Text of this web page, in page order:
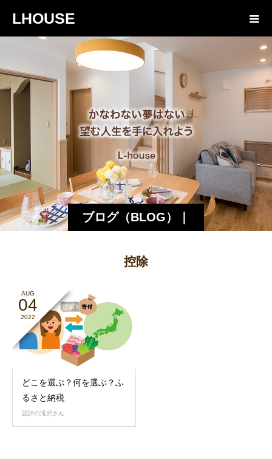
LHOUSE
ブログ（BLOG）｜
エルハウス
控除
AUG
04
2022
どこを選ぶ？何を選ぶ？ふ
るさと納税
設計の滝沢さん